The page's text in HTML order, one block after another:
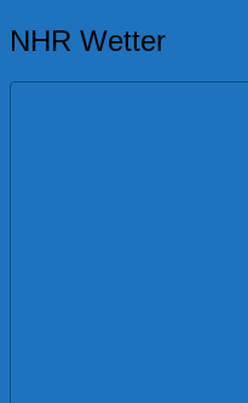
NHR Wetter